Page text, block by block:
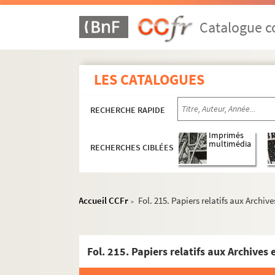
Catalogue
LES CATALOGUES
RECHERCHE RAPIDE
RECHERCHES CIBLÉES
Imprimés
multimédia
Accueil CCFr > Fol. 215. Papiers relatifs aux
Fol. 215. Papiers relatifs aux Archives